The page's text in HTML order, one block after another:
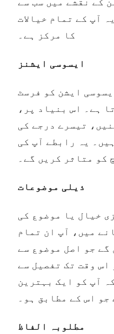
آپ کے تمام خیالات
کا مرکز ہے۔
ایسوسی ایشنز
ایشن کو فرسٹ
ہے۔ اس بنیاد پر،
تیسرے درجے کی
یہ رابطے آپ کی
کو متاثر کریں گے۔
ذیلی موضوعات
خیال یا موضوع کی
میں، آپ ان تمام
گے جو اصل موضوع سے
اس وقت تک تفصیل سے
آپ کو ایک بہترین
اس کے مطابق ہو۔
مطلوبہ الفاظ